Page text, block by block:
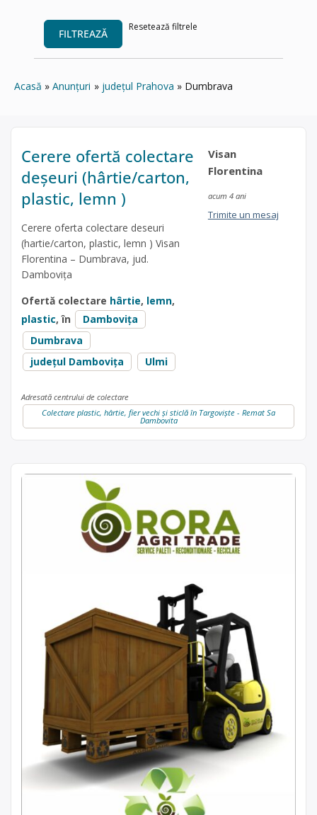
FILTREAZĂ
Resetează filtrele
Acasă Anunțuri județul Prahova Dumbrava
Cerere ofertă colectare
deșeuri (hârtie/carton,
plastic, lemn )
Cerere oferta colectare deseuri
(hartie/carton, plastic, lemn ) Visan
Florentina – Dumbrava, jud.
Dambovița
Ofertă colectare hârtie, lemn,
plastic, în
Dambovița
Dumbrava
județul Dambovița
Ulmi
Visan
Florentina
acum 4 ani
Trimite un mesaj
Adresată centrului de colectare
Colectare plastic, hârtie, fier vechi și sticlă în Targoviște - Remat Sa
Dambovita